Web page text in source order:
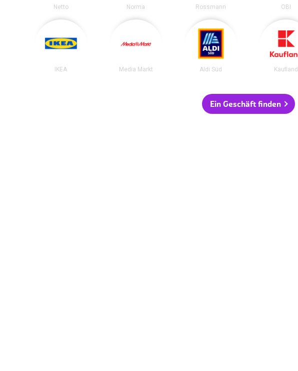
Netto Norma Rossmann OBI
IKEA Media Markt Aldi Süd Kaufland
Ein Geschäft finden